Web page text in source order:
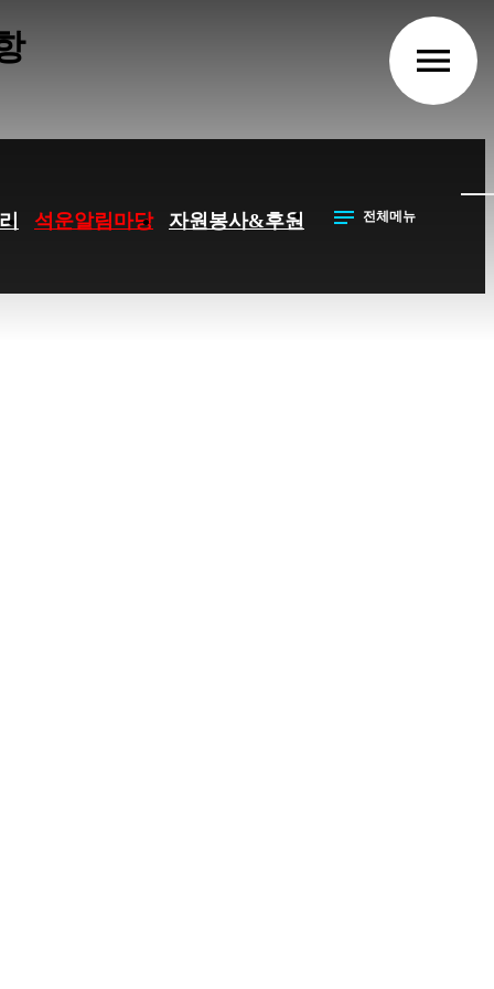
석운알림마당 자원봉사&후원 notes 전체메뉴
menu